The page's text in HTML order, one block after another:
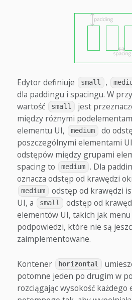
Edytor definiuje small ,
dla paddingu i spacingu. W
wartość
small
jest
między różnymi
elementu UI,
medium
do
poszczególnymi elementami
odstępów między grupami
spacing to
medium . Dla
oznacza odstęp od krawędzi
medium
odstęp od krawędzi
UI, a
small
odstęp od
elementów UI, takich jak
podpowiedzi, które nie są
zaimplementowane.
Kontener horizontal
potomne jeden po drugim w
rozciągając wysokość każdego